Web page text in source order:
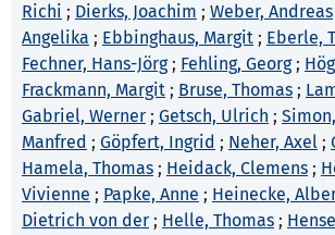
Richi ; Dierks, Joachim ; Weber, Andreas
Angelika ; Ebbinghaus, Margit ; Eberle,
Fechner, Hans-Jörg; Fehling, Georg;
Frackmann, Margit ; Bruse, Thomas ;
Gabriel, Werner ; Getsch, Ulrich ;
Manfred ; Göpfert, Ingrid ; Neher, Axel ;
Hamela, Thomas ; Heidack, Clemens ;
Vivienne ; Papke, Anne ; Heinecke,
Dietrich von der ; Helle, Thomas ;